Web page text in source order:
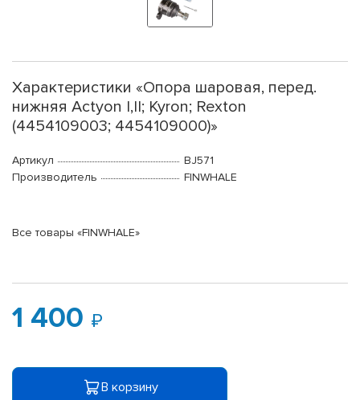
Характеристики «Опора шаровая, перед.
нижняя Actyon I,II; Kyron; Rexton
(4454109003; 4454109000)»
Артикул
BJ571
Производитель
FINWHALE
Все товары «FINWHALE»
1 400
В корзину